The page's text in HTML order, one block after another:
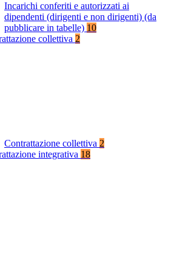
Incarichi conferiti e autorizzati ai
dipendenti (dirigenti e non dirigenti) (da
pubblicare in tabelle) 10
collettiva 2
Contrattazione collettiva 2
integrativa 18